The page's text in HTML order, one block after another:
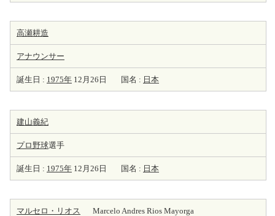
高瀬耕造
アナウンサー
誕生日 : 1975年 12月26日 国名 : 日本
建山義紀
プロ野球選手
誕生日 : 1975年 12月26日 国名 : 日本
マルセロ・リオス Marcelo Andres Rios Mayorga